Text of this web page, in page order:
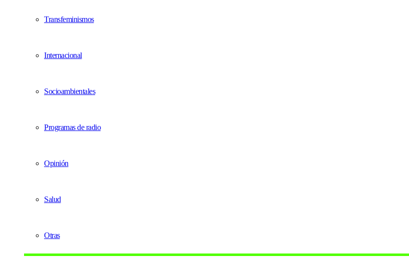
Transfeminismos
Internacional
Socioambientales
Programas de radio
Opinión
Salud
Otras